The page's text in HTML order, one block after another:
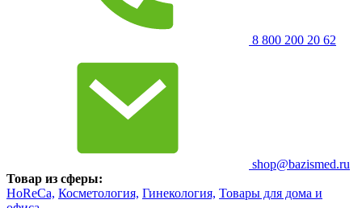
8 800 200 20 62
shop@bazismed.ru
Товар из сферы:
HoReCa, Косметология, Гинекология, Товары для дома и